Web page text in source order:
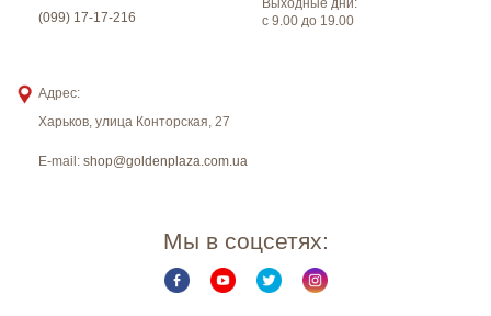
(099) 17-17-216
Выходные дни:
с 9.00 до 19.00
Адрес:
Харьков, улица Конторская, 27
E-mail: shop@goldenplaza.com.ua
Мы в соцсетях: